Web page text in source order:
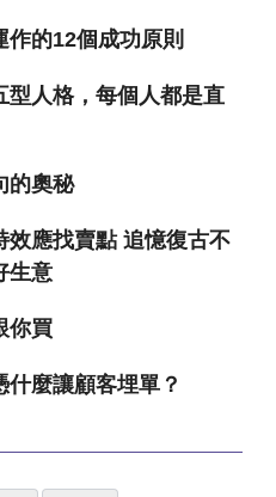
作的12個成功原則
型人格，每個人都是直
的奧秘
賣點 追憶復古不
生意
你買
什麼讓顧客埋單？